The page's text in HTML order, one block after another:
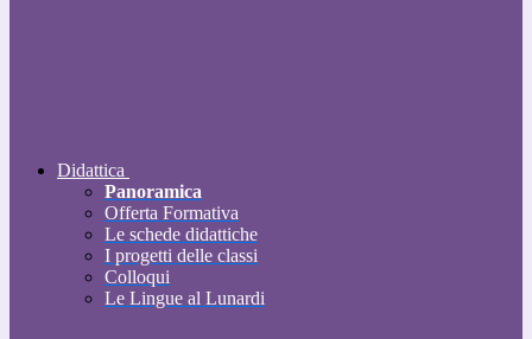
Didattica
Panoramica
Offerta Formativa
Le schede didattiche
I progetti delle classi
Colloqui
Le Lingue al Lunardi